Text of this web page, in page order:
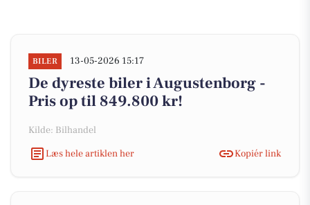
BILER 13-05-2026 15:17
De dyreste biler i Augustenborg -
Pris op til 849.800 kr!
Kilde: Bilhandel
Læs hele artiklen her
Kopiér link